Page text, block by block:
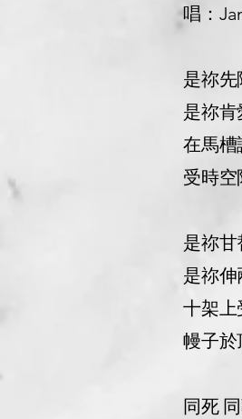
唱：
是祢
是祢肯
在馬
受時
是祢
是祢
十架
幔子
同死